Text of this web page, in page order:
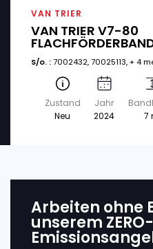
VAN TRIER
VAN TRIER V7-80
S/o. :7002432, 70025113, + 4
Zustand
Neu
Jahr
2024
7
Arbeiten ohne
unserem ZERO-